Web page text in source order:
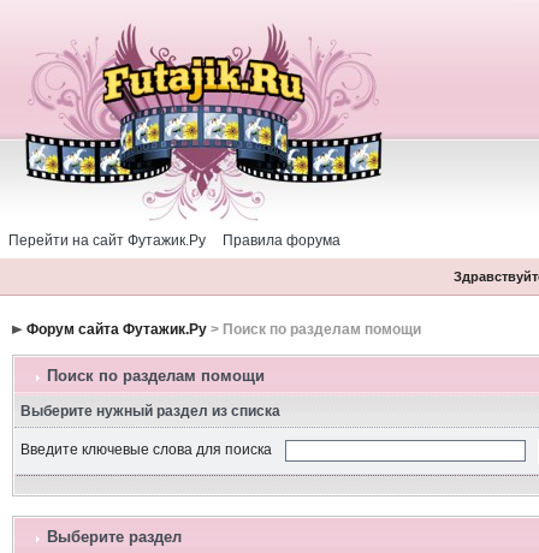
Перейти на сайт Футажик.Ру Правила форума
Форум сайта Футажик.Ру> Поиск по разделам помощи
Поиск по разделам помощи
Выберите нужный раздел из списка
Введите ключевые слова для поиска
Выберите раздел